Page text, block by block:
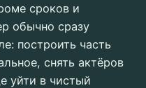
сроков и
обычно сразу
построить часть
снять актёров
уйти в чистый